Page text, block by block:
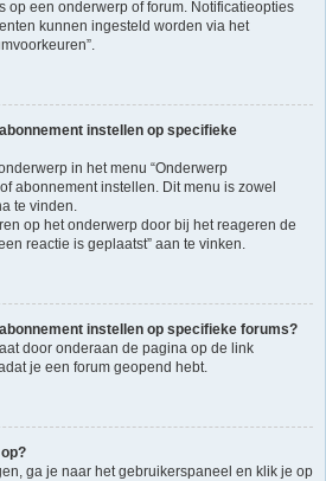
op een onderwerp of forum. Notificatieopties
kunnen ingesteld worden via het
instellen op specifieke
in het menu “Onderwerp
abonnement instellen. Dit menu is zowel
te vinden.
op het onderwerp door bij het reageren de
reactie is geplaatst” aan te vinken.
instellen op specifieke forums?
door onderaan de pagina op de link
je een forum geopend hebt.
ga je naar het gebruikerspaneel en klik je op